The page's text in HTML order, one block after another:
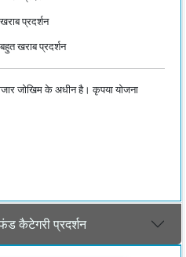
प्रदर्शन
खराब प्रदर्शन
जोखिम के अधीन है। कृपया योजना
कैटेगरी प्रदर्शन